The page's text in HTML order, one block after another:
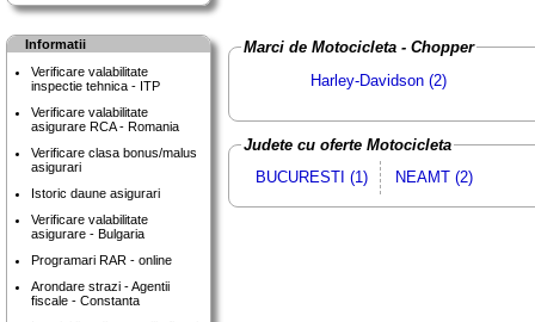
Informatii
Verificare valabilitate
inspectie tehnica - ITP
Verificare valabilitate
asigurare RCA - Romania
Verificare clasa bonus/malus
asigurari
Istoric daune asigurari
Verificare valabilitate
asigurare - Bulgaria
Programari RAR - online
Arondare strazi - Agentii
fiscale - Constanta
Marci de Motocicleta - Chopper
Harley-Davidson (2)
Judete cu oferte Motocicleta
BUCURESTI (1)
NEAMT (2)